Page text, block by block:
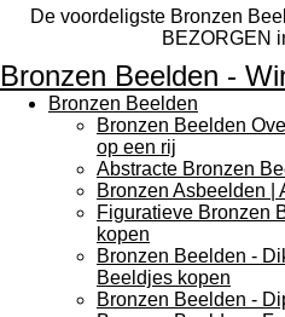
De voordeligste Bronzen
BEZORGEN
Bronzen Beelden -
Bronzen Beelden
Bronzen Beelden
op een rij
Abstracte Bronzen
Bronzen Asbeelden |
Figuratieve Bronzen
kopen
Bronzen Beelden -
Beeldjes kopen
Bronzen Beelden -